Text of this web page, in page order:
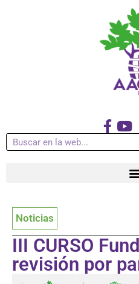
Noticias
III CURSO
revisión por